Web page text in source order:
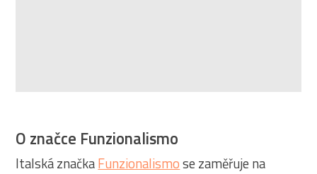
O značce Funzionalismo
Italská značkaFunzionalismose zaměřuje na